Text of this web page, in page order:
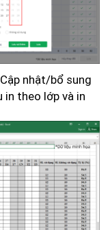
nhật/bổ sung
theo lớp và in